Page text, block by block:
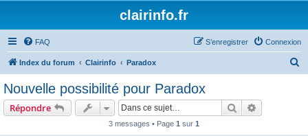
clairinfo.fr
FAQ Connexion
S’enregistrer
Index du forum Clairinfo Paradox
Nouvelle possibilité pour Paradox
Répondre Rechercher
3 messages • Page 1 sur 1